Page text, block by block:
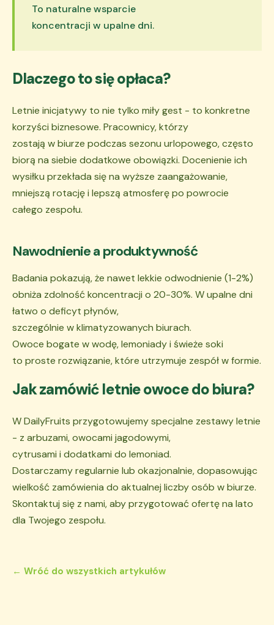
To naturalne wsparcie
koncentracji w upalne dni.
Dlaczego to się opłaca?
Letnie inicjatywy to nie tylko miły gest - to konkretne
korzyści biznesowe. Pracownicy, którzy
zostają w biurze podczas sezonu urlopowego, często
biorą na siebie dodatkowe obowiązki. Docenienie ich
wysiłku przekłada się na wyższe zaangażowanie,
mniejszą rotację i lepszą atmosferę po powrocie
całego zespołu.
Nawodnienie a produktywność
Badania pokazują, że nawet lekkie odwodnienie (1-2%)
obniża zdolność koncentracji o 20-30%. W upalne dni
łatwo o deficyt płynów,
szczególnie w klimatyzowanych biurach.
Owoce bogate w wodę, lemoniady i świeże soki
to proste rozwiązanie, które utrzymuje zespół w formie.
Jak zamówić letnie owoce do biura?
W DailyFruits przygotowujemy specjalne zestawy letnie
- z arbuzami, owocami jagodowymi,
cytrusami i dodatkami do lemoniad.
Dostarczamy regularnie lub okazjonalnie, dopasowując
wielkość zamówienia do aktualnej liczby osób w biurze.
Skontaktuj się z nami, aby przygotować ofertę na lato
dla Twojego zespołu.
← Wróć do wszystkich artykułów